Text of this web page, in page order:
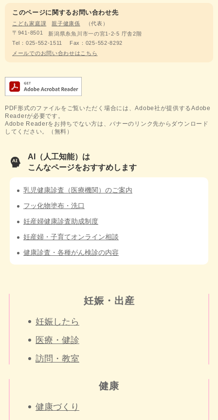
このページに関するお問い合わせ先
こども家庭課 親子健康係
代表
〒941-8501
新潟県糸魚川市一の宮1-2-5 庁舎2階
Tel：025-552-1511
Fax：025-552-8292
メールでのお問い合わせはこちら
PDF形式のファイルをご覧いただく場合には、Adobe社が提供するAdobe
Readerが必要です。
Adobe Readerをお持ちでない方は、バナーのリンク先からダウンロード
してください。（無料）
AI（人工知能）は
こんなページをおすすめします
乳児健康診査（医療機関）のご案内
フッ化物塗布・洗口
妊産婦健康診査助成制度
妊産婦・子育てオンライン相談
健康診査・各種がん検診の内容
妊娠・出産
妊娠したら
医療・健診
訪問・教室
健康
健康づくり